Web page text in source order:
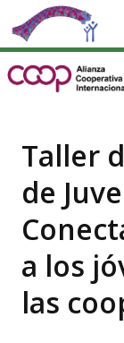
Taller
de
a los
las